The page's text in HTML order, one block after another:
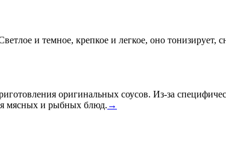
и темное, крепкое и легкое, оно тонизирует,
оригинальных соусов. Из-за
мясных и рыбных блюд. →